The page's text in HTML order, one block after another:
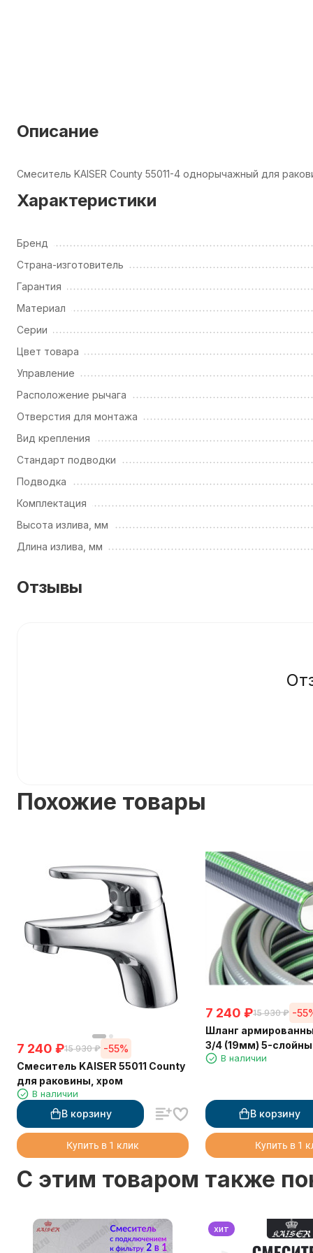
Описание
Смеситель KAISER County 55011-4 однорычажный для
Характеристики
Бренд
Страна-изготовитель
Гарантия
Материал
Серии
Цвет товара
Управление
Расположение рычага
Отверстия для монтажа
Вид крепления
Стандарт подводки
Подводка
Комплектация
Высота излива, мм
Длина излива, мм
Отзывы
Похожие товары
7 240 ₽15 930 ₽ -55%
Смеситель KAISER 55011 County
для раковины, хром
В наличии
В корзину
Купить в 1 клик
7 240 ₽15 930 ₽ -
Шланг
3/4 (19мм) 5-
синий (50м)
В наличии
В корзину
Купить в 1
C этим товаром также
хит